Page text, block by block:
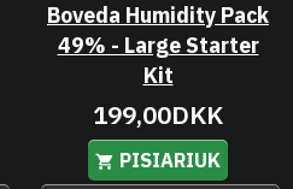
Boveda Humidity Pack
49% - Large Starter
Kit
199,00DKK
PISIARIUK